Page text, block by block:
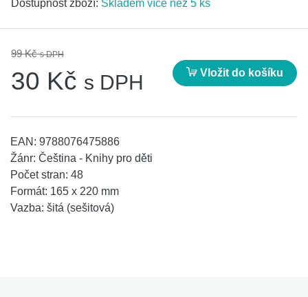
Dostupnost zboží: Skladem více než 5 ks
99 Kčs DPH
30 Kč s DPH Vložit do košíku
EAN: 9788076475886
Žánr: Čeština - Knihy pro děti
Počet stran: 48
Formát: 165 x 220 mm
Vazba: šitá (sešitová)